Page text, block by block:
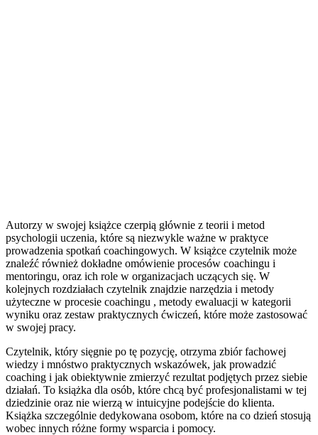
Autorzy w swojej książce czerpią głównie z teorii i metod
psychologii uczenia, które są niezwykle ważne w praktyce
prowadzenia spotkań coachingowych. W książce czytelnik może
znaleźć również dokładne omówienie procesów coachingu i
mentoringu, oraz ich role w organizacjach uczących się. W
kolejnych rozdziałach czytelnik znajdzie narzędzia i metody
użyteczne w procesie coachingu , metody ewaluacji w kategorii
wyniku oraz zestaw praktycznych ćwiczeń, które może zastosować
w swojej pracy.
Czytelnik, który sięgnie po tę pozycję, otrzyma zbiór fachowej
wiedzy i mnóstwo praktycznych wskazówek, jak prowadzić
coaching i jak obiektywnie zmierzyć rezultat podjętych przez siebie
działań. To książka dla osób, które chcą być profesjonalistami w tej
dziedzinie oraz nie wierzą w intuicyjne podejście do klienta.
Książka szczególnie dedykowana osobom, które na co dzień stosują
wobec innych różne formy wsparcia i pomocy.